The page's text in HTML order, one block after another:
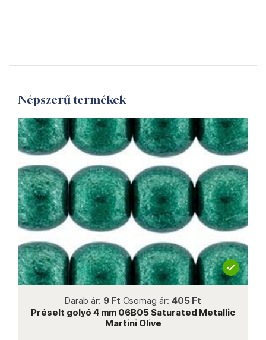
Népszerű termékek
Darab ár: 9 Ft Csomag ár: 405 Ft
Préselt golyó 4 mm 06B05 Saturated Metallic
Martini Olive